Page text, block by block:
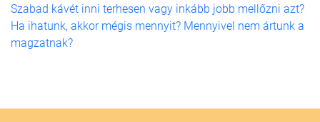
Szabad kávét inni terhesen vagy inkább jobb mellőzni azt?
Ha ihatunk, akkor mégis mennyit? Mennyivel nem ártunk a
magzatnak?